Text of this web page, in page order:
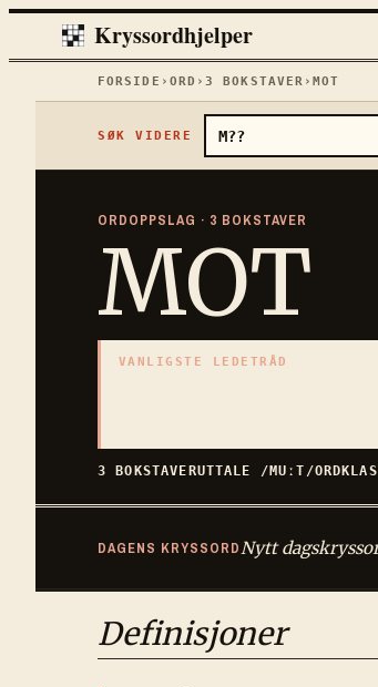
Kryssordhjelper
FORSIDE › ORD ›3 BOKSTAVER ›MOT
SØK VIDERE
ORDOPPSLAG · 3 BOKSTAVER
MOT
VANLIGSTE LEDETRÅD
3 BOKSTAVERUTTALE /MUːT/
DAGENS KRYSSORDNytt
Definisjoner